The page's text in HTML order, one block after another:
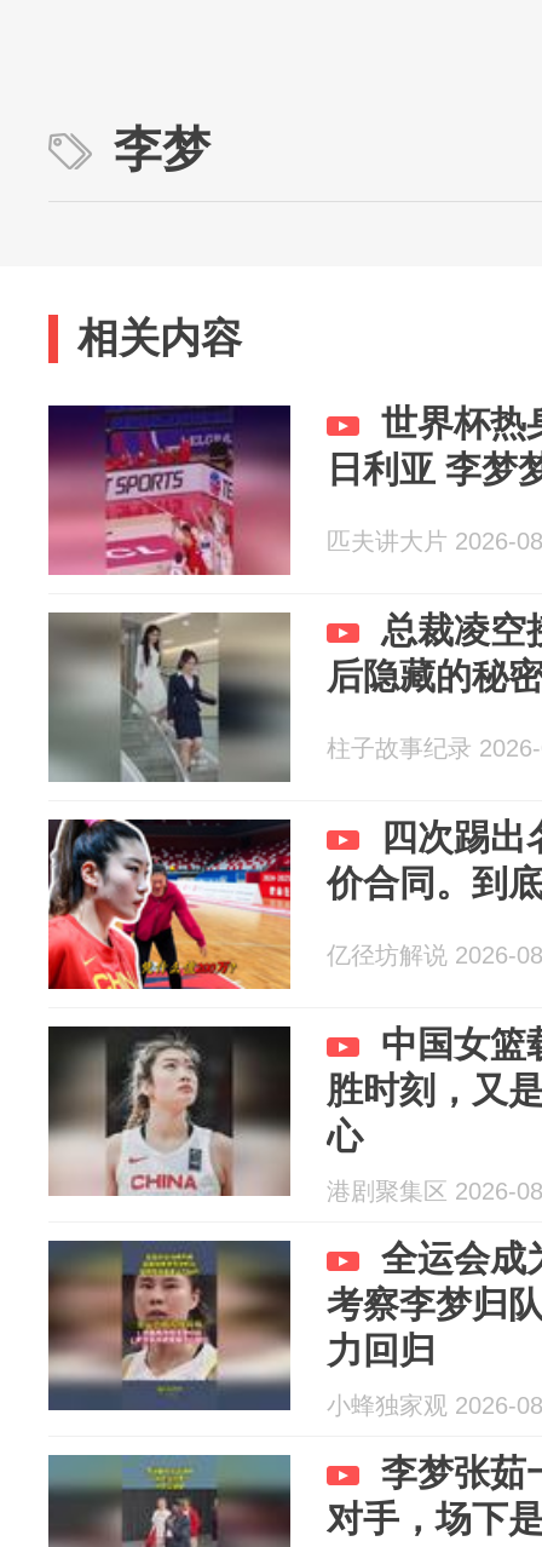
李梦
相关内容
世界杯热
日利亚 李梦
匹夫讲大片 2026-
总裁凌空
后隐藏的秘
柱子故事纪录
四次踢
价合同。到
亿径坊解说 2026-
中国女篮
胜时刻，又
心
港剧聚集区 2026-
全运会成
考察李梦归
力回归
小蜂独家观 2026-
李梦张茹
对手，场下